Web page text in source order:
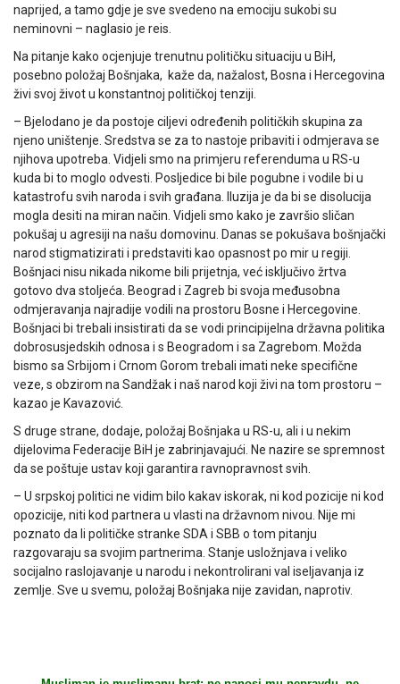
naprijed, a tamo gdje je sve svedeno na emociju sukobi su
neminovni – naglasio je reis.
Na pitanje kako ocjenjuje trenutnu političku situaciju u BiH,
posebno položaj Bošnjaka, kaže da, nažalost, Bosna i Hercegovina
živi svoj život u konstantnoj političkoj tenziji.
– Bjelodano je da postoje ciljevi određenih političkih skupina za
njeno uništenje. Sredstva se za to nastoje pribaviti i odmjerava se
njihova upotreba. Vidjeli smo na primjeru referenduma u RS-u
kuda bi to moglo odvesti. Posljedice bi bile pogubne i vodile bi u
katastrofu svih naroda i svih građana. Iluzija je da bi se disolucija
mogla desiti na miran način. Vidjeli smo kako je završio sličan
pokušaj u agresiji na našu domovinu. Danas se pokušava bošnjački
narod stigmatizirati i predstaviti kao opasnost po mir u regiji.
Bošnjaci nisu nikada nikome bili prijetnja, već isključivo žrtva
gotovo dva stoljeća. Beograd i Zagreb bi svoja međusobna
odmjeravanja najradije vodili na prostoru Bosne i Hercegovine.
Bošnjaci bi trebali insistirati da se vodi principijelna državna politika
dobrosusjedskih odnosa i s Beogradom i sa Zagrebom. Možda
bismo sa Srbijom i Crnom Gorom trebali imati neke specifične
veze, s obzirom na Sandžak i naš narod koji živi na tom prostoru –
kazao je Kavazović.
S druge strane, dodaje, položaj Bošnjaka u RS-u, ali i u nekim
dijelovima Federacije BiH je zabrinjavajući. Ne nazire se spremnost
da se poštuje ustav koji garantira ravnopravnost svih.
– U srpskoj politici ne vidim bilo kakav iskorak, ni kod pozicije ni kod
opozicije, niti kod partnera u vlasti na državnom nivou. Nije mi
poznato da li političke stranke SDA i SBB o tom pitanju
razgovaraju sa svojim partnerima. Stanje usložnjava i veliko
socijalno raslojavanje u narodu i nekontrolirani val iseljavanja iz
zemlje. Sve u svemu, položaj Bošnjaka nije zavidan, naprotiv.